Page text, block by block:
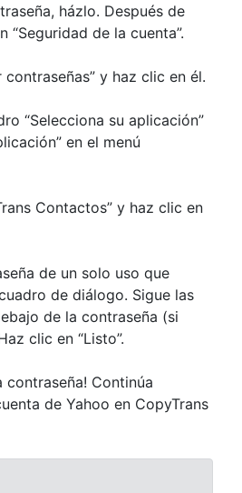
házlo. Después de
“Seguridad de la cuenta”.
contraseñas” y haz clic en él.
“Selecciona su aplicación”
en el menú
Contactos” y haz clic en
de un solo uso que
de diálogo. Sigue las
de la contraseña (si
clic en “Listo”.
contraseña! Continúa
de Yahoo en CopyTrans